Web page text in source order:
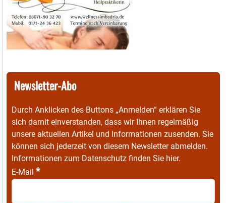
Newsletter-Abo
Durch Anklicken des Buttons „Anmelden“ erklären Sie
sich damit einverstanden, dass wir Ihnen regelmäßig
unsere aktuellen Artikel und Informationen zusenden. Sie
können sich jederzeit von diesem Newsletter abmelden.
Informationen zum Datenschutz finden Sie hier.
E-Mail *